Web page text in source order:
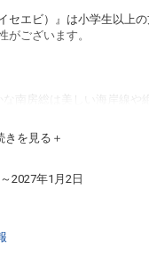
エビ）』は小学生以上の
ございます。
南房総は美しい海岸線や
自然を活かしたテーマパ
す。
ったりお過ごしいただけ
で保温効果が期待できま
きを見る
2027年1月2日